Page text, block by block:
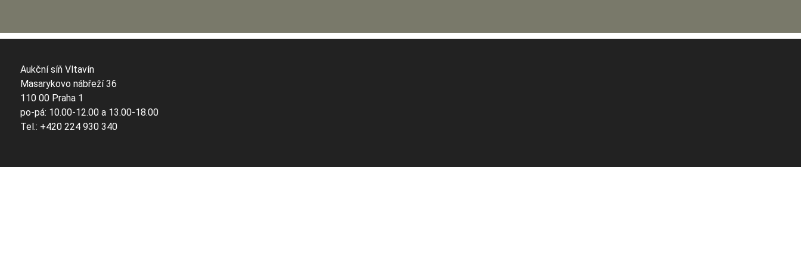
Aukční síň Vltavín
Masarykovo nábřeží 36
110 00 Praha 1
po-pá: 10.00-12.00 a 13.00-18.00
Tel.: +420 224 930 340